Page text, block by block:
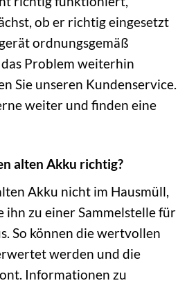
ob er richtig eingesetzt
ordnungsgemäß
Problem weiterhin
Sie unseren Kundenservice.
weiter und finden eine
alten Akku richtig?
Akku nicht im Hausmüll,
ihn zu einer Sammelstelle für
So können die wertvollen
werden und die
Informationen zu